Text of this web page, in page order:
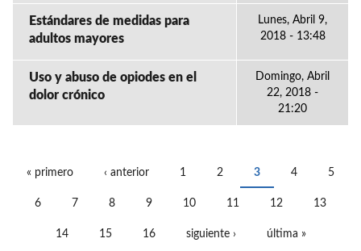
Estándares de medidas para
adultos mayores
Lunes, Abril 9,
2018 - 13:48
Uso y abuso de opiodes en el
dolor crónico
Domingo, Abril
22, 2018 -
21:20
« primero ‹ anterior 1 2 3 4 5
6 7 8 9 10 11 12 13
14 15 16 siguiente › última »